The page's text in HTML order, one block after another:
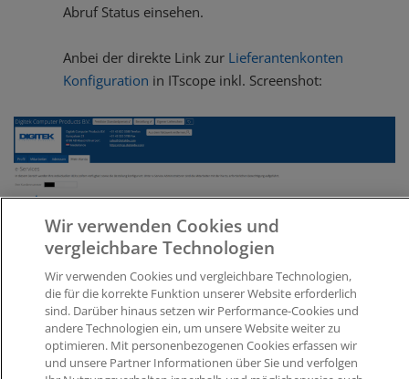
Abruf Status einsehen.
Anbei der direkte Link zur Lieferantenkonten
Konfiguration in ITscope inkl. Screenshot:
Was this article helpful?
Wir verwenden Cookies und
vergleichbare Technologien
Wir verwenden Cookies und vergleichbare Technologien,
die für die korrekte Funktion unserer Website erforderlich
sind. Darüber hinaus setzen wir Performance-Cookies und
andere Technologien ein, um unsere Website weiter zu
optimieren. Mit personenbezogenen Cookies erfassen wir
und unsere Partner Informationen über Sie und verfolgen